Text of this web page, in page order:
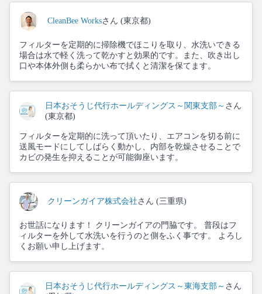
CleanBee Worksさん (東京都)
フィルターを定期的に掃除機でほこりを取り、水洗いできる
場合は水で軽く洗って乾かすと効果的です。また、吹き出し
口や本体外側も柔らかい布で拭くと清潔を保てます。
日本おそうじ代行ホールディングス～関東支部～ さん
(東京都)
フィルターを定期的に洗って頂いたり、エアコンを切る前に
送風モードにしてしばらく動かし、内部を乾燥させることで
カビの発生を抑えることが可能御座います。
クリーンガイア株式会社 さん (三重県)
お世話になります！ クリーンガイアの門脇です。 普段はフ
ィルターを外して水洗いを行うのと側をふく事です。 よろし
くお願い申し上げます。
日本おそうじ代行ホールディングス～東海支部～ さん